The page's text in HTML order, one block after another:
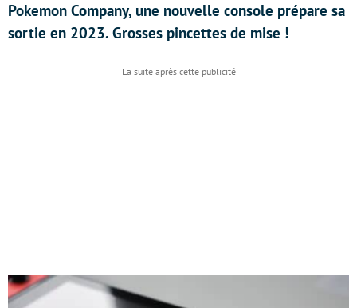
Pokemon Company, une nouvelle console prépare sa
sortie en 2023. Grosses pincettes de mise !